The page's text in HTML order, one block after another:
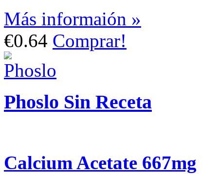
Más informaión »
€0.64 Comprar!
Phoslo Sin Receta
Calcium Acetate 667mg